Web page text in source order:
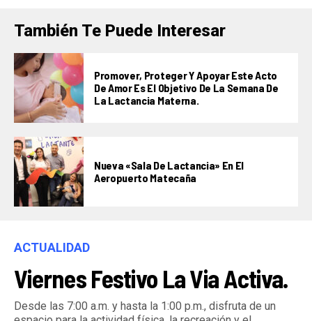
También Te Puede Interesar
Promover, Proteger Y Apoyar Este Acto
De Amor Es El Objetivo De La Semana De
La Lactancia Materna.
Nueva «Sala De Lactancia» En El
Aeropuerto Matecaña
ACTUALIDAD
Viernes Festivo La Via Activa.
Desde las 7:00 a.m. y hasta la 1:00 p.m., disfruta de un